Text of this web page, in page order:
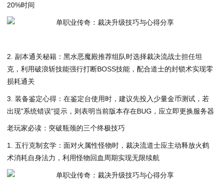
20%时间
2. 副本通关秘籍：黑水恶魔殿推荐组队时选择裁决流战士担任坦
克，利用破浪斩技能强行打断BOSS技能，配合道士的封锁术实现零
损耗通关
3. 装备鉴定心得：在鉴定台使用时，建议先投入少量金币测试，若
出现"系统错误"提示，则表明当前版本存在BUG，应立即更换服务器
老玩家必读：突破瓶颈的三个终极技巧
1. 五行克制玄学：面对火属性怪物时，裁决流道士应主动释放火鹤
术消耗自身法力，利用怪物回血周期实现无限续航